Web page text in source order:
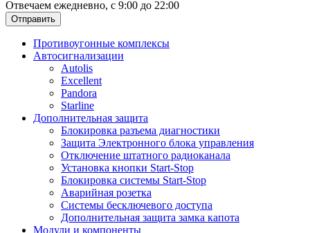
Отвечаем ежедневно, с 9:00 до 22:00
Отправить
Противоугонные комплексы
Автосигнализации
Autolis
Excellent
Pandora
Starline
Дополнительная защита
Блокировка разъема диагностики
Защита Электронного блока управления
Отключение штатного радиоканала
Установка кнопки Start-Stop
Блокировка системы Start-Stop
Аварийная розетка
Системы бесключевого доступа
Дополнительная защита замка капота
Модули и компоненты